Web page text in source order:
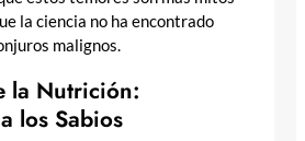
la ciencia no ha encontrado
malignos.
la Nutrición:
los Sabios